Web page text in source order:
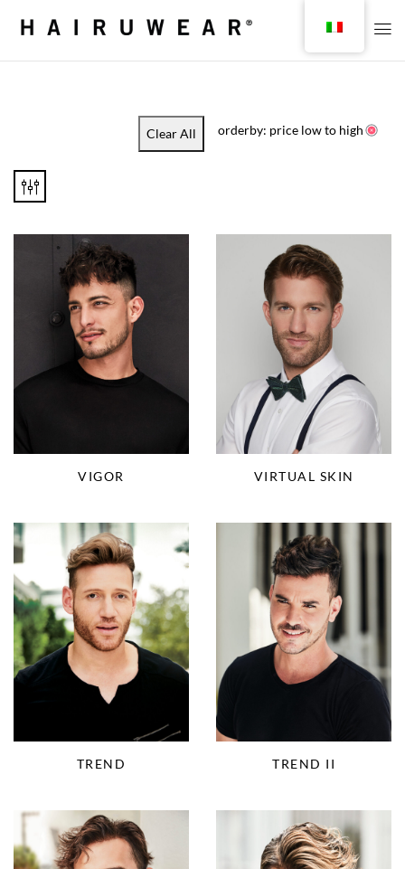
Clear All orderby: price low to high
VIGOR VIRTUAL SKIN
TREND TREND II